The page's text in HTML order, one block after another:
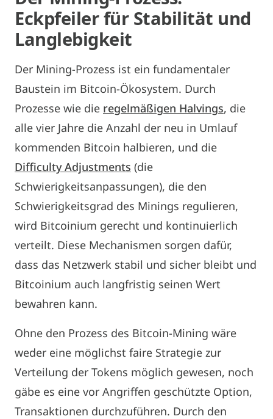
Eckpfeiler für Stabilität und
Langlebigkeit
Der Mining-Prozess ist ein fundamentaler
Baustein im Bitcoin-Ökosystem. Durch
Prozesse wie die regelmäßigen Halvings, die
alle vier Jahre die Anzahl der neu in Umlauf
kommenden Bitcoin halbieren, und die
Difficulty Adjustments (die
Schwierigkeitsanpassungen), die den
Schwierigkeitsgrad des Minings regulieren,
wird Bitcoinium gerecht und kontinuierlich
verteilt. Diese Mechanismen sorgen dafür,
dass das Netzwerk stabil und sicher bleibt und
Bitcoinium auch langfristig seinen Wert
bewahren kann.
Ohne den Prozess des Bitcoin-Mining wäre
weder eine möglichst faire Strategie zur
Verteilung der Tokens möglich gewesen, noch
gäbe es eine vor Angriffen geschützte Option,
Transaktionen durchzuführen. Durch den